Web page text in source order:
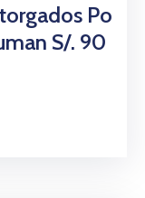
Po
S/. 90